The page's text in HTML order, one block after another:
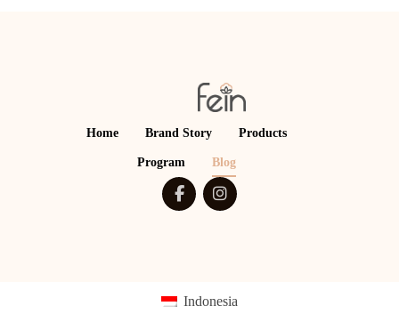
Home Brand Story Products
Program Blog
Indonesia